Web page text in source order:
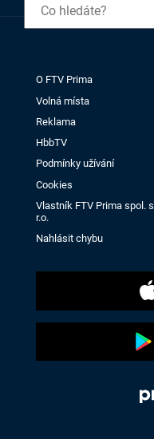
O FTV Prima
Volná místa
Reklama
HbbTV
Podmínky užívání
Cookies
Vlastník FTV Prima spol. s
r.o.
Nahlásit chybu